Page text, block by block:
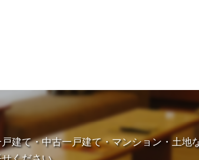
建て・中古一戸建て・マンション・土地